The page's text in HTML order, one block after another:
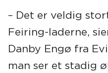
– Det er veldig
Feiring-laderne,
Danby Engø fra
man ser et stadig